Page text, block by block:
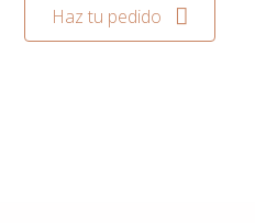
Haz tu pedido